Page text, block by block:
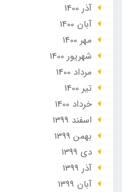
آذر 1400
آبان 1400
مهر 1400
شهریور 1400
مرداد 1400
تير 1400
خرداد 1400
اسفند 1399
بهمن 1399
دی 1399
آذر 1399
آبان 1399